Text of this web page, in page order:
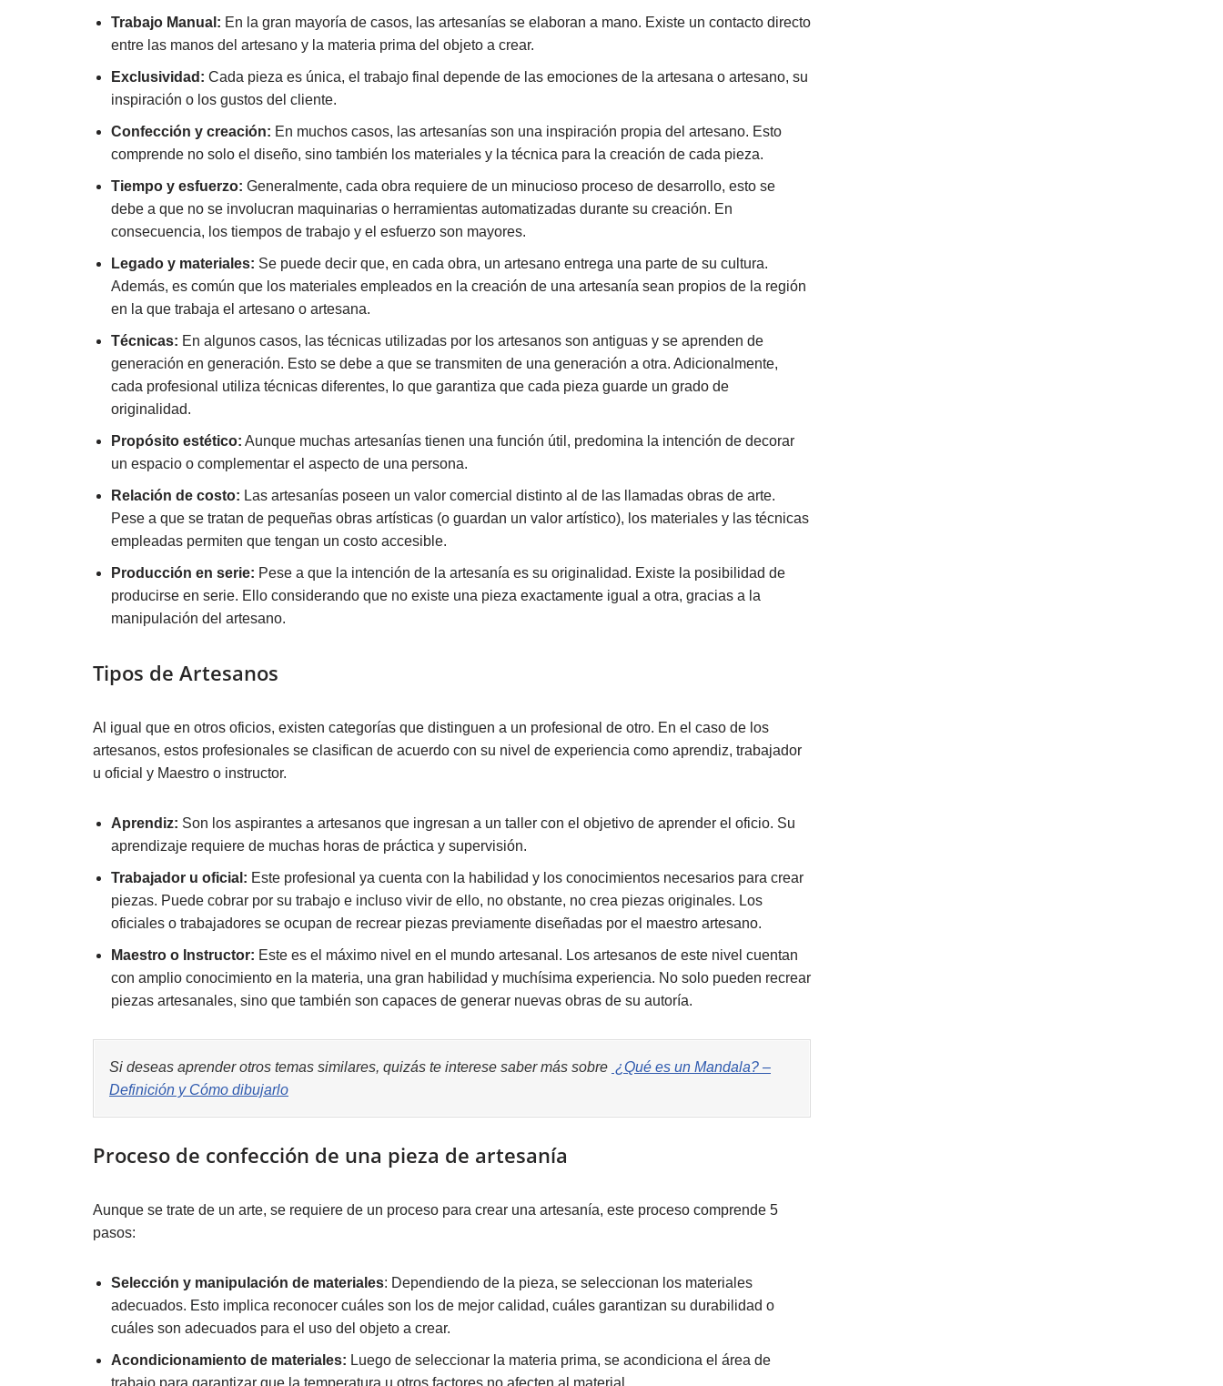
Trabajo Manual: En la gran mayoría de casos, las artesanías se elaboran a mano. Existe un contacto directo
entre las manos del artesano y la materia prima del objeto a crear.
Exclusividad: Cada pieza es única, el trabajo final depende de las emociones de la artesana o artesano, su
inspiración o los gustos del cliente.
Confección y creación: En muchos casos, las artesanías son una inspiración propia del artesano. Esto
comprende no solo el diseño, sino también los materiales y la técnica para la creación de cada pieza.
Tiempo y esfuerzo: Generalmente, cada obra requiere de un minucioso proceso de desarrollo, esto se
debe a que no se involucran maquinarias o herramientas automatizadas durante su creación. En
consecuencia, los tiempos de trabajo y el esfuerzo son mayores.
Legado y materiales: Se puede decir que, en cada obra, un artesano entrega una parte de su cultura.
Además, es común que los materiales empleados en la creación de una artesanía sean propios de la región
en la que trabaja el artesano o artesana.
Técnicas: En algunos casos, las técnicas utilizadas por los artesanos son antiguas y se aprenden de
generación en generación. Esto se debe a que se transmiten de una generación a otra. Adicionalmente,
cada profesional utiliza técnicas diferentes, lo que garantiza que cada pieza guarde un grado de
originalidad.
Propósito estético: Aunque muchas artesanías tienen una función útil, predomina la intención de decorar
un espacio o complementar el aspecto de una persona.
Relación de costo: Las artesanías poseen un valor comercial distinto al de las llamadas obras de arte.
Pese a que se tratan de pequeñas obras artísticas (o guardan un valor artístico), los materiales y las técnicas
empleadas permiten que tengan un costo accesible.
Producción en serie: Pese a que la intención de la artesanía es su originalidad. Existe la posibilidad de
producirse en serie. Ello considerando que no existe una pieza exactamente igual a otra, gracias a la
manipulación del artesano.
Tipos de Artesanos
Al igual que en otros oficios, existen categorías que distinguen a un profesional de otro. En el caso de los
artesanos, estos profesionales se clasifican de acuerdo con su nivel de experiencia como aprendiz, trabajador
u oficial y Maestro o instructor.
Aprendiz: Son los aspirantes a artesanos que ingresan a un taller con el objetivo de aprender el oficio. Su
aprendizaje requiere de muchas horas de práctica y supervisión.
Trabajador u oficial: Este profesional ya cuenta con la habilidad y los conocimientos necesarios para crear
piezas. Puede cobrar por su trabajo e incluso vivir de ello, no obstante, no crea piezas originales. Los
oficiales o trabajadores se ocupan de recrear piezas previamente diseñadas por el maestro artesano.
Maestro o Instructor: Este es el máximo nivel en el mundo artesanal. Los artesanos de este nivel cuentan
con amplio conocimiento en la materia, una gran habilidad y muchísima experiencia. No solo pueden recrear
piezas artesanales, sino que también son capaces de generar nuevas obras de su autoría.
Si deseas aprender otros temas similares, quizás te interese saber más sobre ¿Qué es un Mandala? –
Definición y Cómo dibujarlo
Proceso de confección de una pieza de artesanía
Aunque se trate de un arte, se requiere de un proceso para crear una artesanía, este proceso comprende 5
pasos:
Selección y manipulación de materiales: Dependiendo de la pieza, se seleccionan los materiales
adecuados. Esto implica reconocer cuáles son los de mejor calidad, cuáles garantizan su durabilidad o
cuáles son adecuados para el uso del objeto a crear.
Acondicionamiento de materiales: Luego de seleccionar la materia prima, se acondiciona el área de
trabajo para garantizar que la temperatura u otros factores no afecten al material.